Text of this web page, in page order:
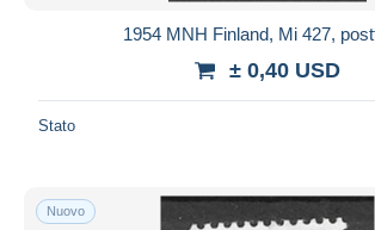
1954 MNH Finland, Mi 427,
± 0,40 USD
Stato
Nuovo